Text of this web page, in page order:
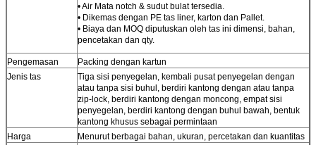
• Air Mata notch & sudut bulat tersedia.
• Dikemas dengan PE tas liner, karton dan Pallet.
• Biaya dan MOQ diputuskan oleh tas ini dimensi, bahan,
pencetakan dan qty.
Pengemasan
Packing dengan kartun
Jenis tas
Tiga sisi penyegelan, kembali pusat penyegelan dengan
atau tanpa sisi buhul, berdiri kantong dengan atau tanpa
zip-lock, berdiri kantong dengan moncong, empat sisi
penyegelan, berdiri kantong dengan buhul bawah, bentuk
kantong khusus sebagai permintaan
Harga
Menurut berbagai bahan, ukuran, percetakan dan kuantitas